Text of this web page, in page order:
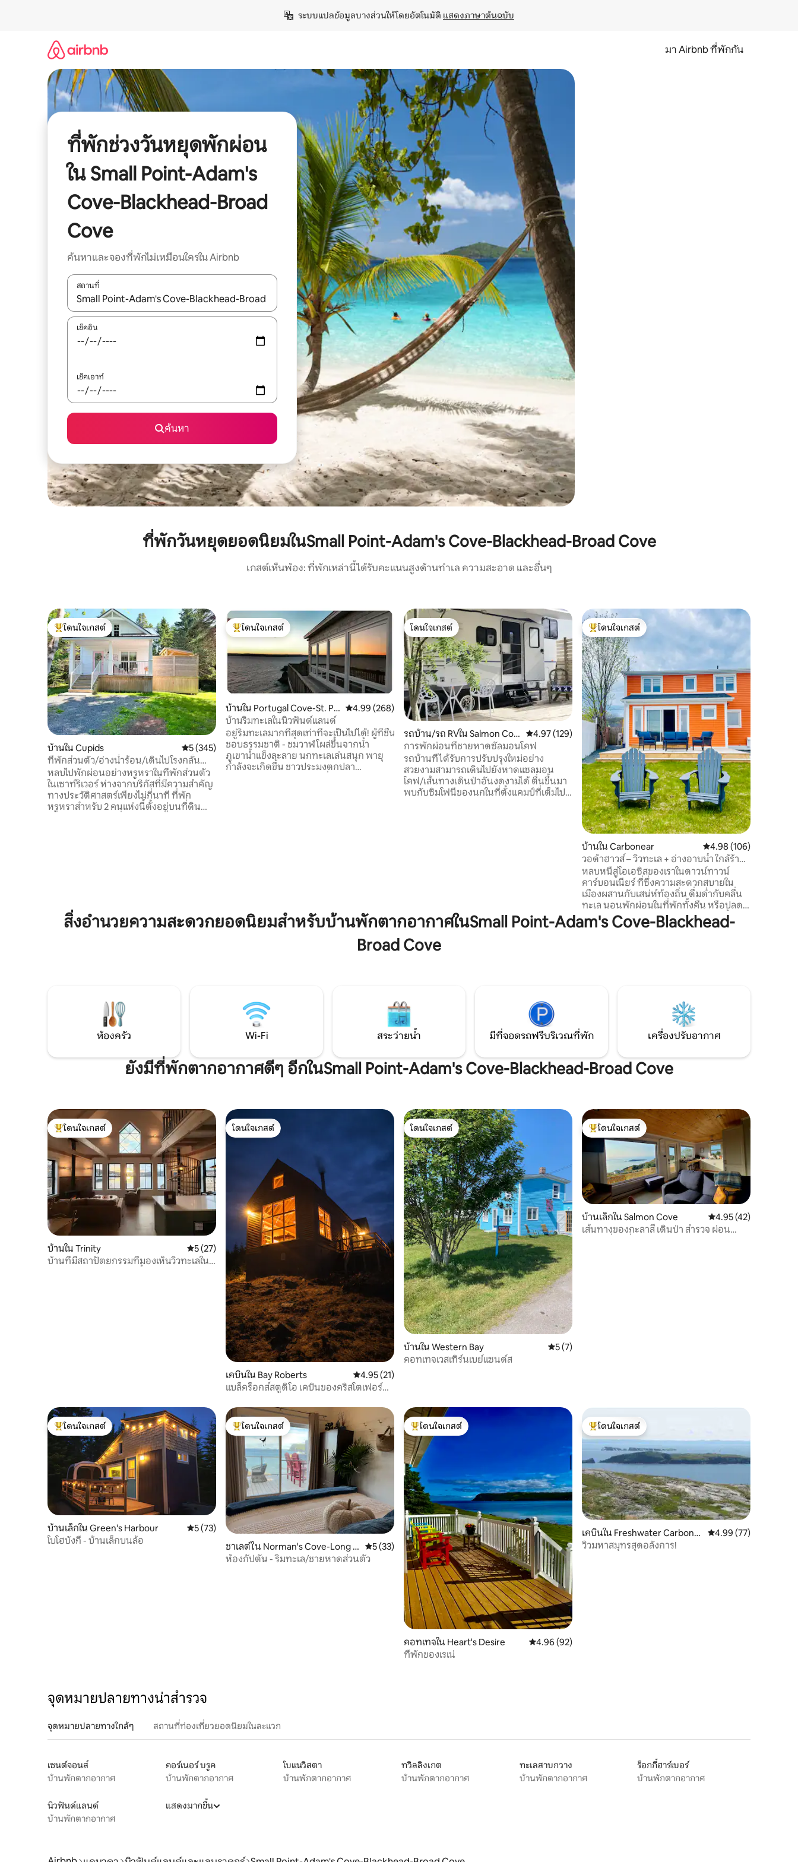
ระบบแปลข้อมูลบางส่วนให้โดยอัตโนมัติ แสดงภาษาต้นฉบับ
มา Airbnb ที่พักกัน
ที่พักช่วงวันหยุดพักผ่อน
ใน Small Point-Adam's
Cove-Blackhead-Broad
Cove
ค้นหาและจองที่พักไม่เหมือนใครใน Airbnb
สถานที่
ใช้ลูกศรขึ้นลง หรือใช้การสัมผัสหรือปัด เพื่อสำรวจผลการค้นหา
เช็คอิน
เช็คเอาท์
ค้นหา
ที่พักวันหยุดยอดนิยมในSmall Point-Adam's Cove-Blackhead-Broad Cove
เกสต์เห็นพ้อง: ที่พักเหล่านี้ได้รับคะแนนสูงด้านทำเล ความสะอาด และอื่นๆ
โดนใจเกสต์ที่สุด
โดนใจเกสต์
บ้านใน Cupids คะแนนเฉลี่ย 5 จาก 5, 345 รีวิว
5 (345)
ที่พักส่วนตัว/อ่างน้ำร้อน/เดินไปโรงกลั่น
เหล้า/ทะเล
หลบไปพักผ่อนอย่างหรูหราในที่พักส่วนตัว
ในเซาท์ริเวอร์ ห่างจากบริกัสที่มีความสำคัญ
ทางประวัติศาสตร์เพียงไม่กี่นาที ที่พัก
หรูหราสำหรับ 2 คนแห่งนี้ตั้งอยู่บนที่ดิน
แฮนด์เมด ขนมอร่อย และวิวอันกว้างใหญ่
ของอ่าวคอนเซปชัน
โดนใจเกสต์ที่สุด
โดนใจเกสต์
บ้านใน Portugal Cove-St. Phi
lip's
คะแนนเฉลี่ย 4.99 จาก 5, 268 รีวิว
4.99 (268)
บ้านริมทะเลในนิวฟันด์แลนด์
อยู่ริมทะเลมากที่สุดเท่าที่จะเป็นไปได้! ผู้ที่ชื่น
ชอบธรรมชาติ - ชมวาฬโผล่ขึ้นจากน้ำ
ภูเขาน้ำแข็งละลาย นกทะเลเล่นสนุก พายุ
กำลังจะเกิดขึ้น ชาวประมงตกปลา
โดนใจเกสต์
โดนใจเกสต์
รถบ้าน/รถ RVใน Salmon Cov
e
คะแนนเฉลี่ย 4.97 จาก 5, 129 รีวิว
4.97 (129)
การพักผ่อนที่ชายหาดซัลมอนโคฟ
รถบ้านที่ได้รับการปรับปรุงใหม่อย่าง
สวยงามสามารถเดินไปยังหาดแซลมอน
โคฟ/เส้นทางเดินป่าอันงดงามได้ ตื่นขึ้นมา
พบกับซิมโฟนีของนกในที่ตั้งแคมป์ที่เต็มไป
โดนใจเกสต์ที่สุด
โดนใจเกสต์
บ้านใน Carbonear คะแนนเฉลี่ย 4.98 จาก
4.98 (106)
วอด้าฮาวส์ – วิวทะเล + อ่างอาบน้ำ ใกล้ร้าน
อาหาร
หลบหนีสู่โอเอซิสของเราในดาวน์ทาวน์
คาร์บอนเนียร์ ที่ซึ่งความสะดวกสบายใน
เมืองผสานกับเสน่ห์ท้องถิ่น ดื่มด่ำกับคลื่น
ทะเล นอนพักผ่อนในที่พักทั้งคืน หรือปลด
ปล่อยความเครียดให้หายไปในอ่างแช่น้ำของ
เรา เดินไม่กี่นาที คุณจะได้เพลิดเพลินกับ
สิ่งอำนวยความสะดวกยอดนิยมสำหรับบ้านพักตากอากาศในSmall Point-Adam's Cove-Blackhead-
Broad Cove
ห้องครัว Wi-Fi สระว่ายน้ำ มีที่จอดรถฟรีบริเวณที่พัก เครื่องปรับอากาศ
ยังมีที่พักตากอากาศดีๆ อีกในSmall Point-Adam's Cove-Blackhead-Broad Cove
โดนใจเกสต์ที่สุด
โดนใจเกสต์
บ้านใน Trinity คะแนนเฉลี่ย 5 จาก 5, 27 รีวิว
5 (27)
บ้านที่มีสถาปัตยกรรมที่มองเห็นวิวทะเลใน
โดนใจเกสต์
โดนใจเกสต์
เคบินใน Bay Roberts คะแนนเฉลี่ย 4.95 จาก 5, 21 รีวิว
4.95 (21)
แบล็คร็อกส์สตูดิโอ เคบินของคริสโตเฟอร์
โดนใจเกสต์
โดนใจเกสต์
บ้านใน Western Bay คะแนนเฉลี่ย 5 จาก 5, 7 รีวิว
5 (7)
คอทเทจเวสเทิร์นเบย์แซนด์ส
โดนใจเกสต์ที่สุด
โดนใจเกสต์
บ้านเล็กใน Salmon Cove คะแนนเฉลี่ย 4.95 จาก
4.95 (42)
เส้นทางของกะลาสี เดินป่า สำรวจ ผ่อน
โดนใจเกสต์ที่สุด
โดนใจเกสต์
บ้านเล็กใน Green's Harbour คะแนนเฉลี่ย 5 จาก 5, 73 รีวิว
5 (73)
โบโฮบังกี้ - บ้านเล็กบนล้อ
โดนใจเกสต์ที่สุด
โดนใจเกสต์
ชาเลต์ใน Norman's Cove-Long C
ove
คะแนนเฉลี่ย 5 จาก 5, 33 รีวิว
5 (33)
ห้องกัปตัน - ริมทะเล/ชายหาดส่วนตัว
โดนใจเกสต์ที่สุด
โดนใจเกสต์
คอทเทจใน Heart's Desire คะแนนเฉลี่ย 4.96 จาก 5, 92 รีวิว
4.96 (92)
ที่พักของเรเน่
โดนใจเกสต์ที่สุด
โดนใจเกสต์
เคบินใน Freshwater Carbone
ar
คะแนนเฉลี่ย 4.99 จาก
4.99 (77)
วิวมหาสมุทรสุดอลังการ!
จุดหมายปลายทางน่าสำรวจ
จุดหมายปลายทางใกล้ๆ สถานที่ท่องเที่ยวยอดนิยมในละแวก
เซนต์จอนส์
บ้านพักตากอากาศ
คอร์เนอร์ บรูค
บ้านพักตากอากาศ
โบแนวิสตา
บ้านพักตากอากาศ
ทวิลลิงเกต
บ้านพักตากอากาศ
ทะเลสาบกวาง
บ้านพักตากอากาศ
ร็อกกี้ฮาร์เบอร์
บ้านพักตากอากาศ
นิวฟันด์แลนด์
บ้านพักตากอากาศ
แสดงมากขึ้น